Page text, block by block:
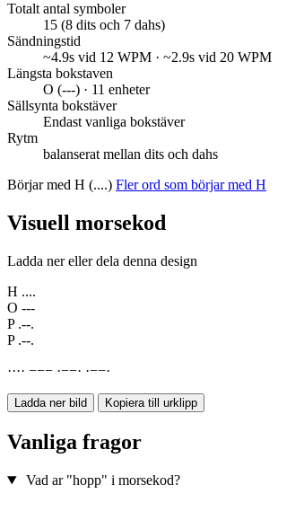
Totalt antal symboler
15 (8 dits och 7 dahs)
Sändningstid
~4.9s vid 12 WPM · ~2.9s vid 20 WPM
Längsta bokstaven
O (---) · 11 enheter
Sällsynta bokstäver
Endast vanliga bokstäver
Rytm
balanserat mellan dits och dahs
Börjar med H (....) Fler ord som börjar med H
Visuell morsekod
Ladda ner eller dela denna design
H ....
O ---
P .--.
P .--.
···· −−− ·−−· ·−−·
Ladda ner bild Kopiera till urklipp
Vanliga fragor
Vad ar "hopp" i morsekod?